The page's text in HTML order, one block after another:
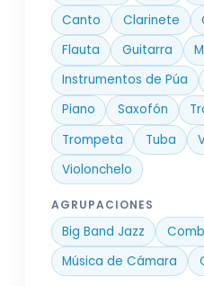
Canto
Clarinete
Flauta
Guitarra
Instrumentos de Púa
Piano
Saxofón
Trompeta
Tuba
Violonchelo
AGRUPACIONES
Big Band Jazz
Música de Cámara